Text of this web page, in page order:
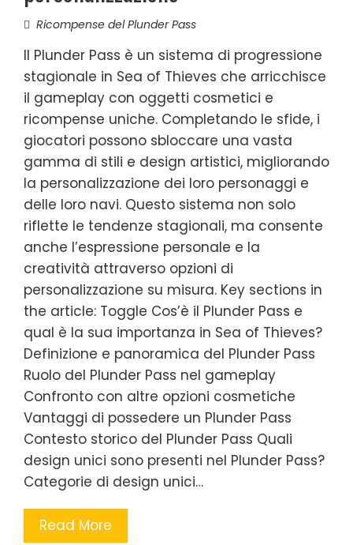
Ricompense del Plunder Pass
Il Plunder Pass è un sistema di progressione
stagionale in Sea of Thieves che arricchisce
il gameplay con oggetti cosmetici e
ricompense uniche. Completando le sfide, i
giocatori possono sbloccare una vasta
gamma di stili e design artistici, migliorando
la personalizzazione dei loro personaggi e
delle loro navi. Questo sistema non solo
riflette le tendenze stagionali, ma consente
anche l’espressione personale e la
creatività attraverso opzioni di
personalizzazione su misura. Key sections in
the article: Toggle Cos’è il Plunder Pass e
qual è la sua importanza in Sea of Thieves?
Definizione e panoramica del Plunder Pass
Ruolo del Plunder Pass nel gameplay
Confronto con altre opzioni cosmetiche
Vantaggi di possedere un Plunder Pass
Contesto storico del Plunder Pass Quali
design unici sono presenti nel Plunder Pass?
Categorie di design unici…
Read More